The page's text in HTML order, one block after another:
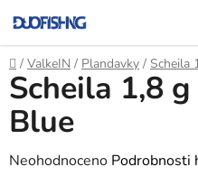
na
obsah
Domů
/ ValkeIN / Plandavky / Scheila
Scheila 1,8
Blue
Průměrné
Neohodnoceno Podrobnosti